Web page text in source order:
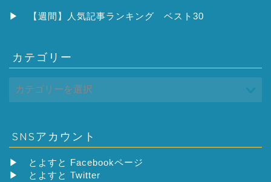
ブ
▶ 【週間】人気記事ランキング ベスト30
カテゴリー
SNSアカウント
▶
とよすと Facebookページ
▶
とよすと Twitter